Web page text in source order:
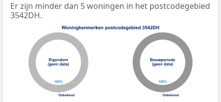
Er zijn minder dan 5 woningen in het postcodegebied
3542DH.